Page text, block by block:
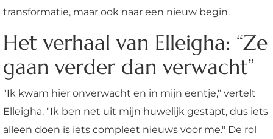
transformatie, maar ook naar een nieuw begin.
Het verhaal van Elleigha: “Ze
gaan verder dan verwacht”
"Ik kwam hier onverwacht en in mijn eentje," vertelt
Elleigha. "Ik ben net uit mijn huwelijk gestapt, dus iets
alleen doen is iets compleet nieuws voor me." De rol